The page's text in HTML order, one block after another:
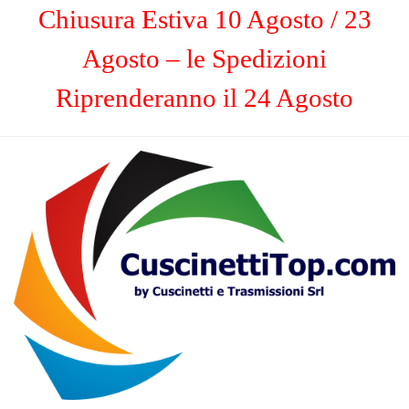
Chiusura Estiva 10 Agosto / 23
Agosto – le Spedizioni
Riprenderanno il 24 Agosto